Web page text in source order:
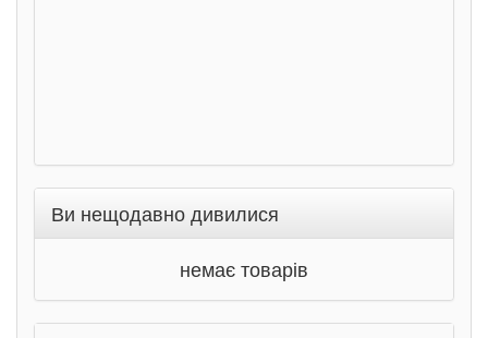
Ви нещодавно дивилися
немає товарів